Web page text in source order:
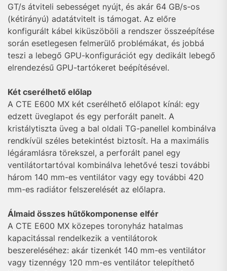
GT/s átviteli sebességet nyújt, és akár 64 GB/s-os
(kétirányú) adatátvitelt is támogat. Az előre
konfigurált kábel kiküszöböli a rendszer összeépítése
során esetlegesen felmerülő problémákat, és jobbá
teszi a lebegő GPU-konfigurációt egy dedikált lebegő
elrendezésű GPU-tartókeret beépítésével.
Két cserélhető előlap
A CTE E600 MX két cserélhető előlapot kínál: egy
edzett üveglapot és egy perforált panelt. A
kristálytiszta üveg a bal oldali TG-panellel kombinálva
rendkívül széles betekintést biztosít. Ha a maximális
légáramlásra törekszel, a perforált panel egy
ventilátortartóval kombinálva lehetővé teszi további
három 140 mm-es ventilátor vagy egy további 420
mm-es radiátor felszerelését az előlapra.
Álmaid összes hűtőkomponense elfér
A CTE E600 MX közepes toronyház hatalmas
kapacitással rendelkezik a ventilátorok
beszereléséhez: akár tizenkét 140 mm-es ventilátor
vagy tizennégy 120 mm-es ventilátor telepíthető